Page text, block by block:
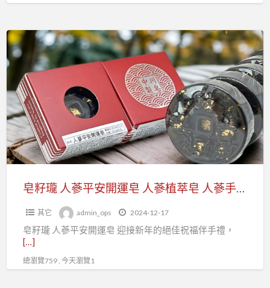
積
雪
草
絲
皂
皂
籽
瓏
人
平
安
開
運
皂籽瓏 人蔘平安開運皂 人蔘植萃皂 人蔘手工皂
其它 admin_ops 2024-12-17
皂籽瓏 人蔘平安開運皂 迎接新年的絕佳祝福伴手禮，
[…]
總瀏覽759 , 今天瀏覽1